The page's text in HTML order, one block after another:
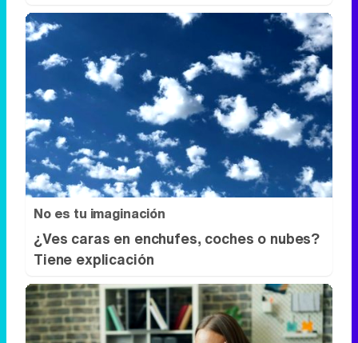
No es tu imaginación
¿Ves caras en enchufes, coches o nubes?
Tiene explicación